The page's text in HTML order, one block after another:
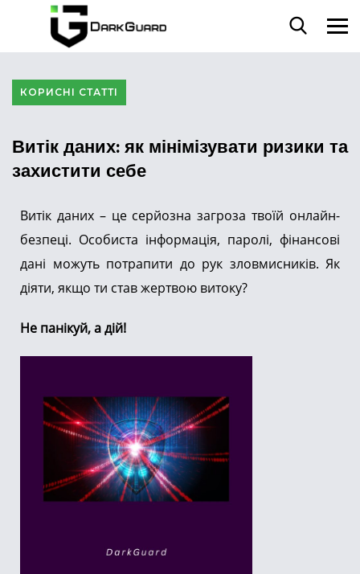
КОРИСНІ СТАТТІ
Витік даних: як мінімізувати ризики та
захистити себе
Витік даних – це серйозна загроза твоїй онлайн-
безпеці. Особиста інформація, паролі, фінансові
дані можуть потрапити до рук зловмисників. Як
діяти, якщо ти став жертвою витоку?
Не панікуй, а дій!